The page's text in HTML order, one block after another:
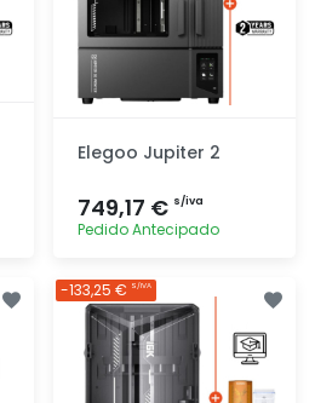
Elegoo Jupiter 2
749,17 € s/iva
Pedido Antecipado
rapidamente
-133,25 € S/IVA